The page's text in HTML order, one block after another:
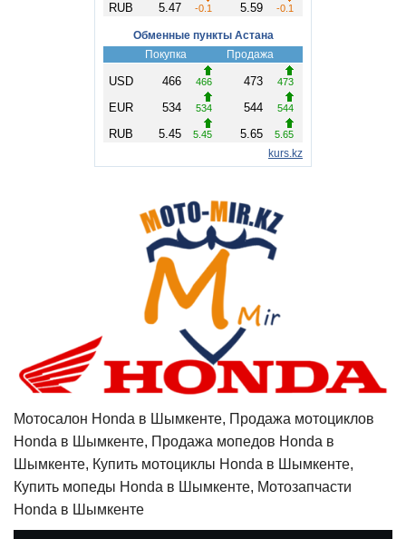
Мотосалон Honda в Шымкенте, Продажа мотоциклов
Honda в Шымкенте, Продажа мопедов Honda в
Шымкенте, Купить мотоциклы Honda в Шымкенте,
Купить мопеды Honda в Шымкенте, Мотозапчасти
Honda в Шымкенте